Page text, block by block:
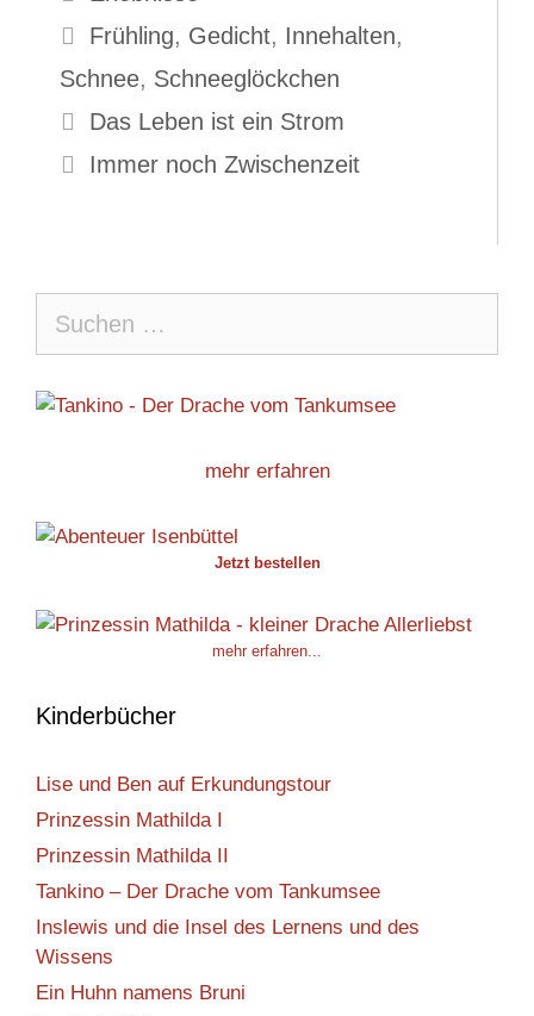
Schlagwörter
Frühling, Gedicht, Innehalten,
Schnee, Schneeglöckchen
Das Leben ist ein Strom
Immer noch Zwischenzeit
nach:
mehr erfahren
Jetzt bestellen
mehr erfahren...
Kinderbücher
Lise und Ben auf Erkundungstour
Prinzessin Mathilda I
Prinzessin Mathilda II
Tankino – Der Drache vom Tankumsee
Inslewis und die Insel des Lernens und des
Wissens
Ein Huhn namens Bruni